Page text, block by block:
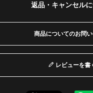
返品・キャンセル
商品についてのお問
レビューを書